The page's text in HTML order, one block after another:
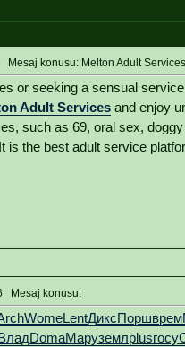
Mesaj konusu: Melton Adult Services
or seeking a sensual
Adult Services and enjoy
such as 69, oral sex,
is the best adult service
Mesaj konusu:
WomeLentДиксПоршврем
DomaМаруземлplusгосу